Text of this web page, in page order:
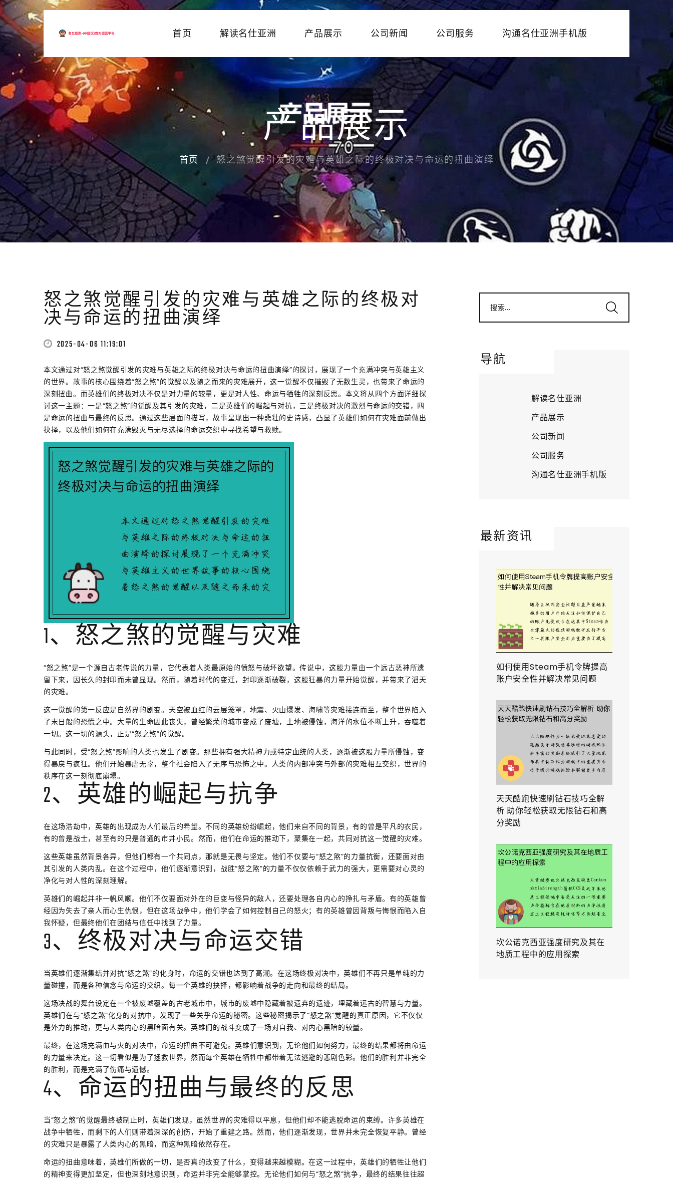
首页 解读名仕亚洲 产品展示 公司新闻 公司服务 沟通名仕亚洲手机版
产品展示
首页 怒之煞觉醒引发的灾难与英雄之际的终极对决与命运的扭曲演绎
怒之煞觉醒引发的灾难与英雄之际的终极对
决与命运的扭曲演绎
2025-04-06 11:19:01
本文通过对“怒之煞觉醒引发的灾难与英雄之际的终极对决与命运的扭曲演绎”的探讨，展现了一个充满冲突与英雄主义
的世界。故事的核心围绕着“怒之煞”的觉醒以及随之而来的灾难展开，这一觉醒不仅摧毁了无数生灵，也带来了命运的
深刻扭曲。而英雄们的终极对决不仅是对力量的较量，更是对人性、命运与牺牲的深刻反思。本文将从四个方面详细探
讨这一主题：一是“怒之煞”的觉醒及其引发的灾难，二是英雄们的崛起与对抗，三是终极对决的激烈与命运的交错，四
是命运的扭曲与最终的反思。通过这些层面的描写，故事呈现出一种悲壮的史诗感，凸显了英雄们如何在灾难面前做出
抉择，以及他们如何在充满毁灭与无尽选择的命运交织中寻找希望与救赎。
1、怒之煞的觉醒与灾难
“怒之煞”是一个源自古老传说的力量，它代表着人类最原始的愤怒与破坏欲望。传说中，这股力量由一个远古恶神所遗
留下来，因长久的封印而未曾显现。然而，随着时代的变迁，封印逐渐破裂，这股狂暴的力量开始觉醒，并带来了滔天
的灾难。
这一觉醒的第一反应是自然界的剧变。天空被血红的云层笼罩，地震、火山爆发、海啸等灾难接连而至，整个世界陷入
了末日般的恐慌之中。大量的生命因此丧失，曾经繁荣的城市变成了废墟，土地被侵蚀，海洋的水位不断上升，吞噬着
一切。这一切的源头，正是“怒之煞”的觉醒。
与此同时，受“怒之煞”影响的人类也发生了剧变。那些拥有强大精神力或特定血统的人类，逐渐被这股力量所侵蚀，变
得暴戾与疯狂。他们开始暴虐无辜，整个社会陷入了无序与恐怖之中。人类的内部冲突与外部的灾难相互交织，世界的
秩序在这一刻彻底崩塌。
2、英雄的崛起与抗争
在这场浩劫中，英雄的出现成为人们最后的希望。不同的英雄纷纷崛起，他们来自不同的背景，有的曾是平凡的农民，
有的曾是战士，甚至有的只是普通的市井小民。然而，他们在命运的推动下，聚集在一起，共同对抗这一觉醒的灾难。
这些英雄虽然背景各异，但他们都有一个共同点，那就是无畏与坚定。他们不仅要与“怒之煞”的力量抗衡，还要面对由
其引发的人类内乱。在这个过程中，他们逐渐意识到，战胜“怒之煞”的力量不仅仅依赖于武力的强大，更需要对心灵的
净化与对人性的深刻理解。
英雄们的崛起并非一帆风顺。他们不仅要面对外在的巨变与怪异的敌人，还要处理各自内心的挣扎与矛盾。有的英雄曾
经因为失去了亲人而心生仇恨，但在这场战争中，他们学会了如何控制自己的怒火；有的英雄曾因背叛与悔恨而陷入自
我怀疑，但最终他们在团结与信任中找到了力量。
3、终极对决与命运交错
当英雄们逐渐集结并对抗“怒之煞”的化身时，命运的交错也达到了高潮。在这场终极对决中，英雄们不再只是单纯的力
量碰撞，而是各种信念与命运的交织。每一个英雄的抉择，都影响着战争的走向和最终的结局。
这场决战的舞台设定在一个被废墟覆盖的古老城市中，城市的废墟中隐藏着被遗弃的遗迹，埋藏着远古的智慧与力量。
英雄们在与“怒之煞”化身的对抗中，发现了一些关乎命运的秘密。这些秘密揭示了“怒之煞”觉醒的真正原因，它不仅仅
是外力的推动，更与人类内心的黑暗面有关。英雄们的战斗变成了一场对自我、对内心黑暗的较量。
最终，在这场充满血与火的对决中，命运的扭曲不可避免。英雄们意识到，无论他们如何努力，最终的结果都将由命运
的力量来决定。这一切看似是为了拯救世界，然而每个英雄在牺牲中都带着无法逃避的悲剧色彩。他们的胜利并非完全
的胜利，而是充满了伤痛与遗憾。
4、命运的扭曲与最终的反思
当“怒之煞”的觉醒最终被制止时，英雄们发现，虽然世界的灾难得以平息，但他们却不能逃脱命运的束缚。许多英雄在
战争中牺牲，而剩下的人们则带着深深的创伤，开始了重建之路。然而，他们逐渐发现，世界并未完全恢复平静。曾经
的灾难只是暴露了人类内心的黑暗，而这种黑暗依然存在。
命运的扭曲意味着，英雄们所做的一切，是否真的改变了什么，变得越来越模糊。在这一过程中，英雄们的牺牲让他们
的精神变得更加坚定，但也深刻地意识到，命运并非完全能够掌控。无论他们如何与“怒之煞”抗争，最终的结果往往超
搜索...
导航
解读名仕亚洲
产品展示
公司新闻
公司服务
沟通名仕亚洲手机版
最新资讯
如何使用Steam手机令牌提高
账户安全性并解决常见问题
天天酷跑快速刷钻石技巧全解
析 助你轻松获取无限钻石和高
分奖励
坎公诺克西亚强度研究及其在
地质工程中的应用探索